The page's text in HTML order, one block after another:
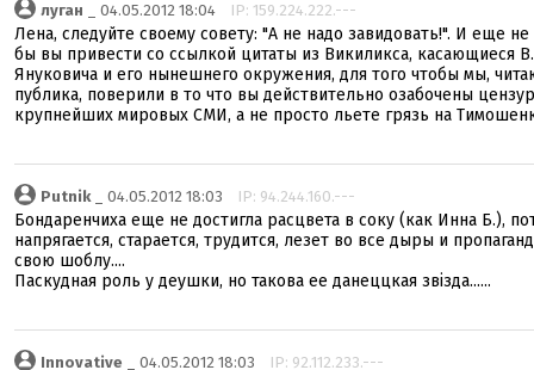
луган _ 04.05.2012 18:04 IP: 159.224.222.---
Лена, следуйте своему совету: "А не надо завидовать!". И еще не
бы вы привести со ссылкой цитаты из Викиликса, касающиеся
Януковича и его нынешнего окружения, для того чтобы мы,
публика, поверили в то что вы действительно озабочены
крупнейших мировых СМИ, а не просто льете грязь на
Putnik_ 04.05.2012 18:03 IP: 94.244.160.---
Бондаренчиха еще не достигла расцвета в соку (как Инна Б.),
напрягается, старается, трудится, лезет во все дыры и
свою шоблу....
Паскудная роль у деушки, но такова ее данеццкая звізда......
Innovative _ 04.05.2012 18:03 IP: 92.112.233.---